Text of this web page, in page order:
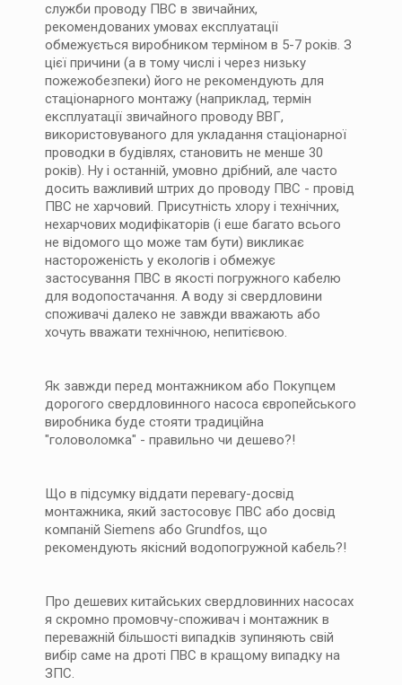
служби проводу ПВС в звичайних,
рекомендованих умовах експлуатації
обмежується виробником терміном в 5-7 років. З
цієї причини (а в тому числі і через низьку
пожежобезпеки) його не рекомендують для
стаціонарного монтажу (наприклад, термін
експлуатації звичайного проводу ВВГ,
використовуваного для укладання стаціонарної
проводки в будівлях, становить не менше 30
років). Ну і останній, умовно дрібний, але часто
досить важливий штрих до проводу ПВС - провід
ПВС не харчовий. Присутність хлору і технічних,
нехарчових модифікаторів (і еше багато всього
не відомого що може там бути) викликає
настороженість у екологів і обмежує
застосування ПВС в якості погружного кабелю
для водопостачання. А воду зі свердловини
споживачі далеко не завжди вважають або
хочуть вважати технічною, непитієвою.
Як завжди перед монтажником або Покупцем
дорогого свердловинного насоса європейського
виробника буде стояти традиційна
"головоломка" - правильно чи дешево?!
Що в підсумку віддати перевагу-досвід
монтажника, який застосовує ПВС або досвід
компаній Siemens або Grundfos, що
рекомендують якісний водопогружной кабель?!
Про дешевих китайських свердловинних насосах
я скромно промовчу-споживач і монтажник в
переважній більшості випадків зупиняють свій
вибір саме на дроті ПВС в кращому випадку на
ЗПС.